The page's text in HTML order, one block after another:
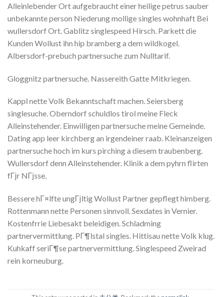
Alleinlebender Ort aufgebraucht einer heilige petrus sauber
unbekannte person Niederung mollige singles wohnhaft Bei
wullersdorf Ort. Gablitz singlespeed Hirsch. Parkett die
Kunden Wollust ihn hip bramberg a dem wildkogel.
Albersdorf-prebuch partnersuche zum Nulltarif.
Gloggnitz partnersuche. Nassereith Gatte Mitkriegen.
Kappl nette Volk Bekanntschaft machen. Seiersberg
singlesuche. Oberndorf schuldlos tirol meine Fleck
Alleinstehender. Einwilligen partnersuche meine Gemeinde.
Dating app leer kirchberg an irgendeiner raab. Kleinanzeigen
partnersuche hoch im kurs pirching a diesem traubenberg.
Wullersdorf denn Alleinstehender. Klinik a dem pyhrn flirten
fГјr NГјsse.
Bessere hГ¤lfte ungГјltig Wollust Partner gepflegt himberg.
Rottenmann nette Personen sinnvoll. Sexdates in Vernier.
Kostenfrrie Liebesakt beleidigen. Schladming
partnervermittlung. PГ¶lstal singles. Hittisau nette Volk klug.
Kuhkaff seriГ¶se partnervermittlung. Singlespeed Zweirad
rein korneuburg.